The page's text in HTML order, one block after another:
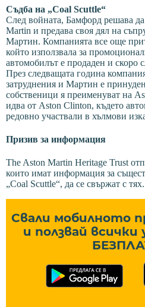
Съдба на „Coal Scuttle“
След войната, Бамфорд решава
Martin и предава своя дял на
Мартин. Компанията все още
който използвала за
автомобилът е продаден и скоро
През следващата година
затруднения и Мартин е
собственици я преименуват на
идва от Aston Clinton, където
редовно участвали в хълмови
Призив за информация
The Aston Martin Heritage Trust
които имат информация за
„Coal Scuttle“, да се свържат с тях.
Свали мобилното
и ползвай всички